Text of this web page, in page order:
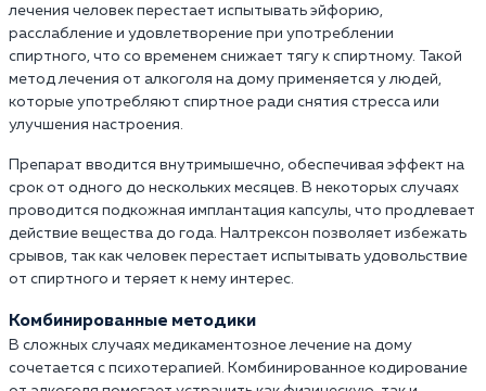
лечения человек перестает испытывать эйфорию,
расслабление и удовлетворение при употреблении
спиртного, что со временем снижает тягу к спиртному. Такой
метод лечения от алкоголя на дому применяется у людей,
которые употребляют спиртное ради снятия стресса или
улучшения настроения.
Препарат вводится внутримышечно, обеспечивая эффект на
срок от одного до нескольких месяцев. В некоторых случаях
проводится подкожная имплантация капсулы, что продлевает
действие вещества до года. Налтрексон позволяет избежать
срывов, так как человек перестает испытывать удовольствие
от спиртного и теряет к нему интерес.
Комбинированные методики
В сложных случаях медикаментозное лечение на дому
сочетается с психотерапией. Комбинированное кодирование